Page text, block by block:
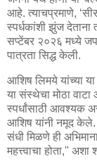
आहे. त्याचप्रमाणे,
स्पर्धकांशी झुंज देताना
सप्टेंबर २०२६ मध्ये
पात्रता सिद्ध केली.
आशिष लिमये यांच्या
या संस्थेचा मोठा
स्पर्धांसाठी आवश्यक
आशिष यांनी नमूद केले.
संधी मिळणे ही
महत्त्वाचा होता,"